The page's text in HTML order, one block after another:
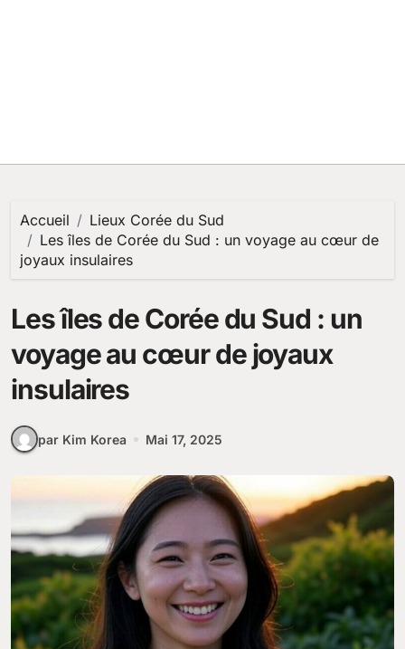
Accueil
Lieux Corée du Sud
Les îles de Corée du Sud : un voyage au cœur de
joyaux insulaires
Les îles de Corée du Sud : un
voyage au cœur de joyaux
insulaires
par Kim Korea Mai 17, 2025